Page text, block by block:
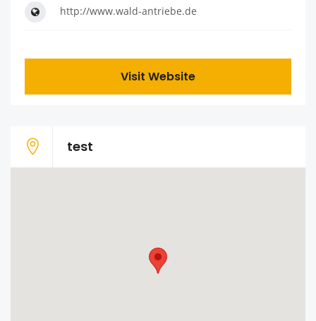
http://www.wald-antriebe.de
Visit Website
test